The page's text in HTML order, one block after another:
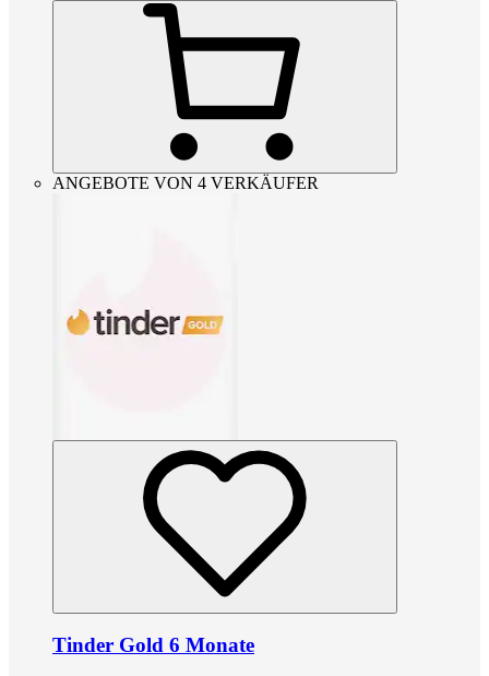
ANGEBOTE VON 4 VERKÄUFER
Tinder Gold 6 Monate